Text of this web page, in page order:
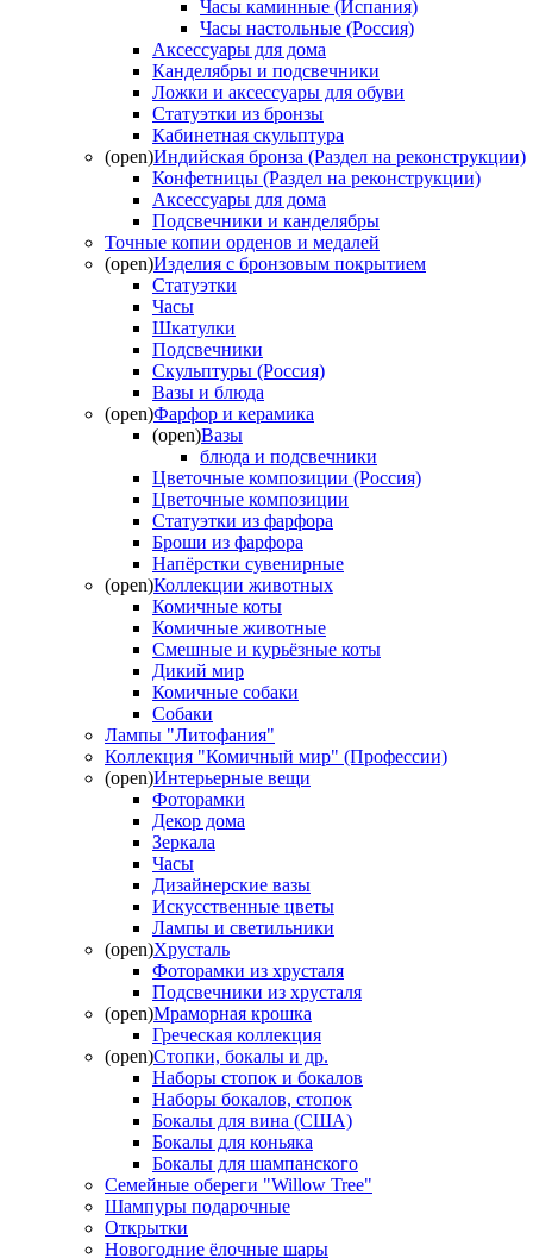
Часы каминные (Испания)
Часы настольные (Россия)
Аксессуары для дома
Канделябры и подсвечники
Ложки и аксессуары для обуви
Статуэтки из бронзы
Кабинетная скульптура
(open)Индийская бронза (Раздел на реконструкции)
Конфетницы (Раздел на реконструкции)
Аксессуары для дома
Подсвечники и канделябры
Точные копии орденов и медалей
(open)Изделия с бронзовым покрытием
Статуэтки
Часы
Шкатулки
Подсвечники
Скульптуры (Россия)
Вазы и блюда
(open)Фарфор и керамика
(open)Вазы
блюда и подсвечники
Цветочные композиции (Россия)
Цветочные композиции
Статуэтки из фарфора
Броши из фарфора
Напёрстки сувенирные
(open)Коллекции животных
Комичные коты
Комичные животные
Смешные и курьёзные коты
Дикий мир
Комичные собаки
Собаки
Лампы "Литофания"
Коллекция "Комичный мир" (Профессии)
(open)Интерьерные вещи
Фоторамки
Декор дома
Зеркала
Часы
Дизайнерские вазы
Искусственные цветы
Лампы и светильники
(open)Хрусталь
Фоторамки из хрусталя
Подсвечники из хрусталя
(open)Мраморная крошка
Греческая коллекция
(open)Стопки, бокалы и др.
Наборы стопок и бокалов
Наборы бокалов, стопок
Бокалы для вина (США)
Бокалы для коньяка
Бокалы для шампанского
Семейные обереги "Willow Tree"
Шампуры подарочные
Открытки
Новогодние ёлочные шары